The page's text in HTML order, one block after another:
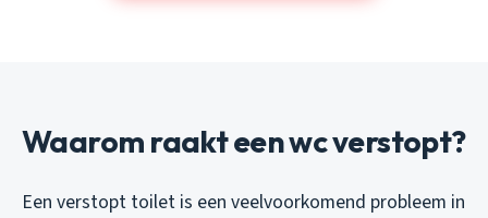
Waarom raakt een wc verstopt?
Een verstopt toilet is een veelvoorkomend probleem in